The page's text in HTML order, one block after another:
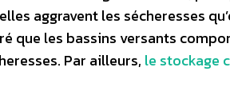
aggravent les sécheresses
que les bassins versants
Par ailleurs, le stockage